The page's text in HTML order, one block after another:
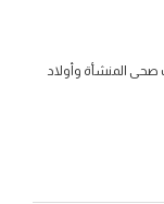
المنشأة وأولاد